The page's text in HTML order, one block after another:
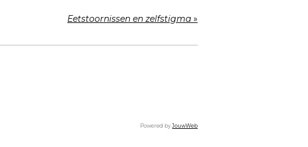
Eetstoornissen en zelfstigma »
Powered byJouwWeb